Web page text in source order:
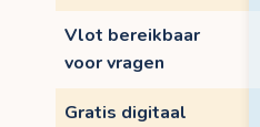
Vlot bereikbaar
voor vragen
Gratis digitaal